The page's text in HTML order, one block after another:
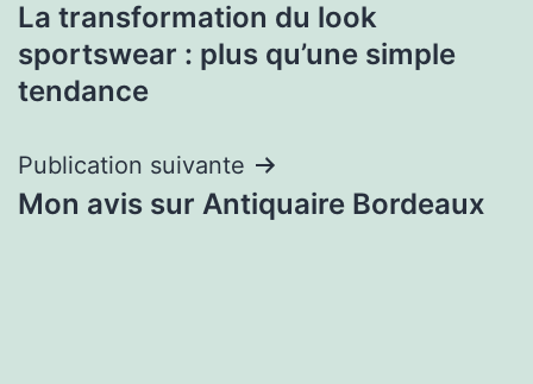
de
l’article
La transformation du look
sportswear : plus qu’une simple
tendance
Publication suivante
Mon avis sur Antiquaire Bordeaux